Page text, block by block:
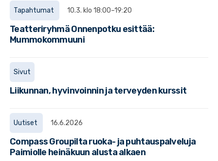
Tapahtumat 10.3. klo 18:00–19:20
Teatteriryhmä Onnenpotku esittää:
Mummokommuuni
Sivut
Liikunnan, hyvinvoinnin ja terveyden kurssit
Uutiset 16.6.2026
Compass Groupilta ruoka- ja puhtauspalveluja
Paimiolle heinäkuun alusta alkaen